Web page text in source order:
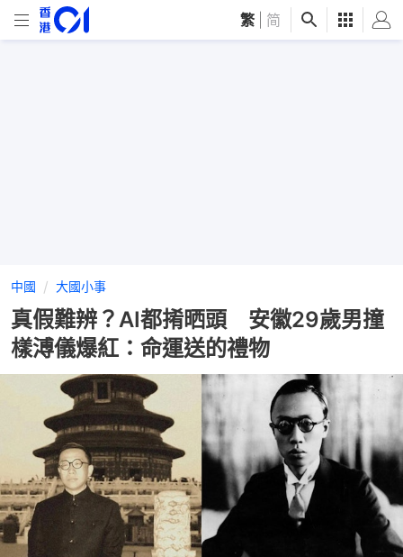
繁 简
中國 大國小事
真假難辨？AI都𢯎晒頭 安徽29歲男撞
樣溥儀爆紅：命運送的禮物